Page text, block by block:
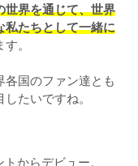
世界を通じて、世界
私たちとして一緒に
。
各国のファン達とも
たいですね。
からデビュー。